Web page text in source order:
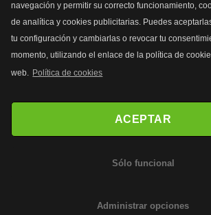
navegación y permitir su correcto funcionamiento,
de analítica y cookies publicitarias. Puedes
tu configuración y cambiarlas o revocar tu
momento, utilizando el enlace de la política de
web. Política de cookies
ACEPTAR
Sólo funcional
Administrar opciones
y mucho más...